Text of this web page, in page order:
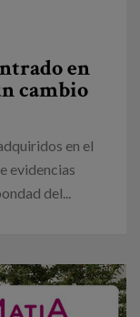
en
cambio
en el
evidencias
del...